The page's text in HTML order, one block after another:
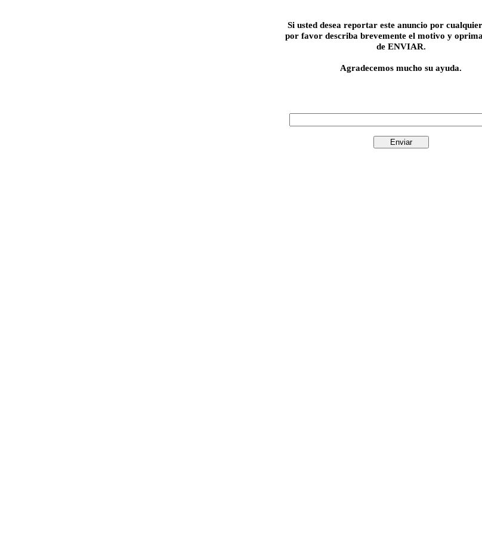
Si usted desea reportar este anuncio por
por favor describa brevemente el motivo y
de ENVIAR.
Agradecemos mucho su ayuda.